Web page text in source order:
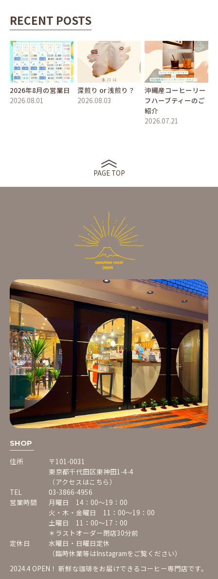
RECENT POSTS
2026年8月の営業日
2026.08.01
深煎り or 浅煎り？
2026.08.03
沖縄産コーヒーリー
フハーブティーのご
紹介
2026.07.21
PAGE TOP
SHOP
住所
〒101-0031
東京都千代田区東神田1-4-4
（アクセスはこちら）
TEL
03-3866-4956
営業時間
月曜日 14：00〜19：00
火・木・金曜日 11：00〜19：00
土曜日 11：00〜17：00
＊ラストオーダー閉店30分前
定休日
水曜日・日曜日定休
（臨時休業等はInstagramをご覧ください）
2024.4 OPEN！ 新鮮な珈琲をお届けできるコーヒー専門店です。